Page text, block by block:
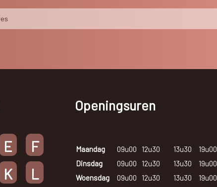
E
F
K
L
Openingsuren
Maandag 09u00 12u30 13u30
19u00
Dinsdag
09u00 12u30 13u30
19u00
Woensdag
09u00 12u30 13u30
19u00